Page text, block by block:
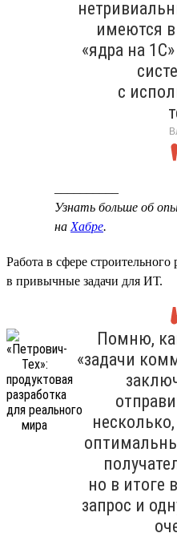
имеются
«ядра на
с
Узнать больше об
на Хабре.
Работа в сфере строительного
в привычные задачи для ИТ.
Помню,
«задачи
но в итоге
запрос и